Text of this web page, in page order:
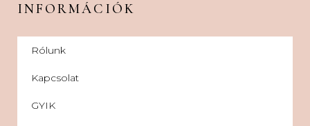
INFORMÁCIÓK
Rólunk
Kapcsolat
GYIK